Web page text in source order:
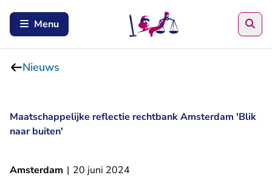
Menu
Nieuws
Maatschappelijke reflectie rechtbank Amsterdam 'Blik
naar buiten'
Amsterdam | 20 juni 2024